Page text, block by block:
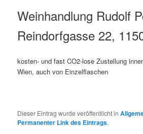
Weinhandlung Rudolf
Reindorfgasse 22,
kosten- und fast CO2-lose Zustellung
Wien, auch von Einzelflaschen
Dieser Eintrag wurde veröffentlicht in
Permanenter Link des Eintrags.